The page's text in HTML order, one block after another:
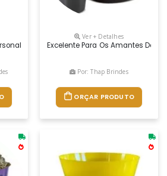
A Logomarca Em Silkscreen Em
Ver + Detalhes
Excelente Para Os Amantes De
Por: Thap Brindes
ORÇAR PRODUTO